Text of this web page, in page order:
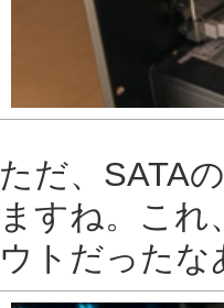
ただ、SATA
ますね。こ
ウトだったな